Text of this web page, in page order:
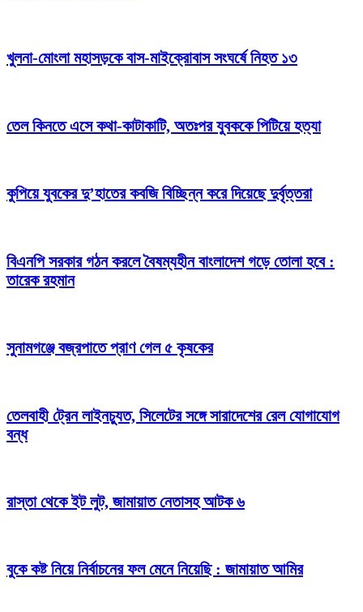
খুলনা-মোংলা মহাসড়কে বাস-মাইক্রোবাস সংঘর্ষে নিহত ১৩
তেল কিনতে এসে কথা-কাটাকাটি, অতঃপর যুবককে পিটিয়ে হত্যা
কুপিয়ে যুবকের দু’হাতের কবজি বিচ্ছিন্ন করে দিয়েছে দুর্বৃত্তরা
বিএনপি সরকার গঠন করলে বৈষম্যহীন বাংলাদেশ গড়ে তোলা হবে :
তারেক রহমান
সুনামগঞ্জে বজ্রপাতে প্রাণ গেল ৫ কৃষকের
তেলবাহী ট্রেন লাইনচ্যুত, সিলেটের সঙ্গে সারাদেশের রেল যোগাযোগ
বন্ধ
রাস্তা থেকে ইট লুট, জামায়াত নেতাসহ আটক ৬
বুকে কষ্ট নিয়ে নির্বাচনের ফল মেনে নিয়েছি : জামায়াত আমির